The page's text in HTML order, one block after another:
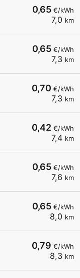
0,65 €/kWh
7,0 km
0,65 €/kWh
7,3 km
0,70 €/kWh
7,3 km
0,42 €/kWh
7,4 km
0,65 €/kWh
7,6 km
0,65 €/kWh
8,0 km
0,79 €/kWh
8,3 km